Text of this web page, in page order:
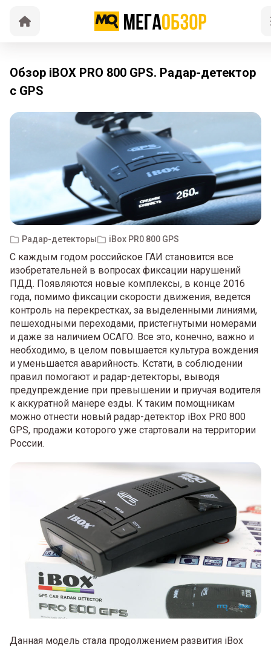
Обзор iBOX PRO 800 GPS. Радар-детектор
с GPS
Радар-детекторы iBox PR0 800 GPS
С каждым годом российское ГАИ становится все
изобретательней в вопросах фиксации нарушений
ПДД. Появляются новые комплексы, в конце 2016
года, помимо фиксации скорости движения, ведется
контроль на перекрестках, за выделенными линиями,
пешеходными переходами, пристегнутыми номерами
и даже за наличием ОСАГО. Все это, конечно, важно и
необходимо, в целом повышается культура вождения
и уменьшается аварийность. Кстати, в соблюдении
правил помогают и радар-детекторы, выводя
предупреждение при превышении и приучая водителя
к аккуратной манере езды. К таким помощникам
можно отнести новый радар-детектор iBox PR0 800
GPS, продажи которого уже стартовали на территории
России.
Данная модель стала продолжением развития iBox